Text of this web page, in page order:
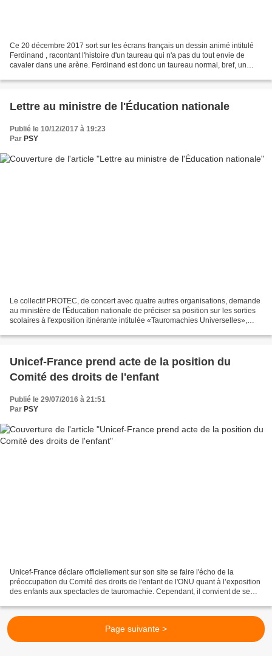
Ce 20 décembre 2017 sort sur les écrans français un dessin animé intitulé
Ferdinand , racontant l'histoire d'un taureau qui n'a pas du tout envie de
cavaler dans une arène. Ferdinand est donc un taureau normal, bref, un
Lettre au ministre de l'Éducation nationale
Publié le 10/12/2017 à 19:23
Par PSY
Le collectif PROTEC, de concert avec quatre autres organisations, demande
au ministère de l'Éducation nationale de préciser sa position sur les sorties
scolaires à l'exposition itinérante intitulée «Tauromachies Universelles»,
Unicef-France prend acte de la position du
Comité des droits de l'enfant
Publié le 29/07/2016 à 21:51
Par PSY
Unicef-France déclare officiellement sur son site se faire l'écho de la
préoccupation du Comité des droits de l'enfant de l'ONU quant à l’exposition
des enfants aux spectacles de tauromachie. Cependant, il convient de se
Page suivante >